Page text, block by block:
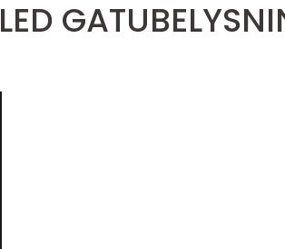
LED